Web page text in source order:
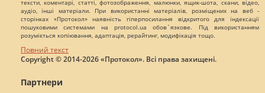
тексти, коментарі, статті, фотозображення, малюнки, ящик-шота, скани, відео,
аудіо, інші матеріали. При використанні матеріалів, розміщених на веб -
сторінках «Протокол» наявність гіперпосилання відкритого для індексації
пошуковими системами на protocol.ua обов`язкове. Під використанням
розуміється копіювання, адаптація, рерайтинг, модифікація тощо.
Повний текст
Copyright © 2014-2026 «Протокол». Всі права захищені.
Партнери